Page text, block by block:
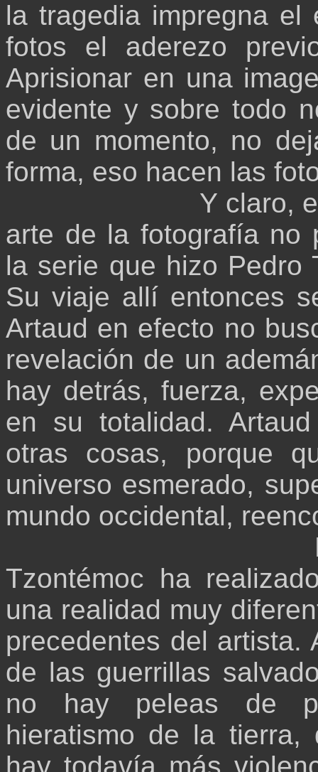
la tragedia impregna
fotos el aderezo
Aprisionar en una
evidente y sobre todo
de un momento, no
forma, eso hacen las
Y claro,
arte de la fotografía no
la serie que hizo Pedro
Su viaje allí entonces
Artaud en efecto no
revelación de un
hay detrás, fuerza,
en su totalidad.
otras cosas, porque
universo esmerado,
mundo occidental,
Tzontémoc ha
una realidad muy
precedentes del
de las guerrillas
no hay peleas de
hieratismo de la